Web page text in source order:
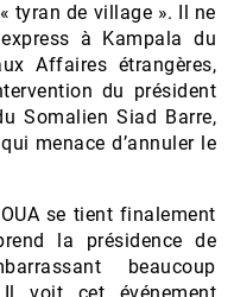
tyran de village ». Il ne
à Kampala du
Affaires étrangères,
du président
Somalien Siad Barre,
menace d’annuler le
se tient finalement
la présidence de
beaucoup